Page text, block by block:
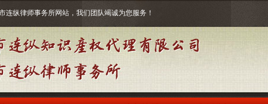
纵律师事务所网站，我们团队竭诚为您服务！